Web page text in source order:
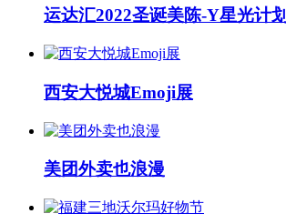
运达汇2022圣诞美陈-Y星光计划
西安大悦城Emoji展
美团外卖也浪漫